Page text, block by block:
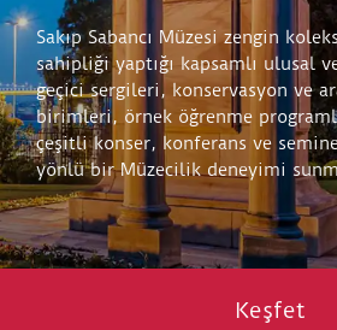
Sakıp Sabancı Müzesi zengin
sahipliği yaptığı kapsamlı ulusal
geçici sergileri, konservasyon ve
birimleri, örnek öğrenme
çeşitli konser, konferans ve
yönlü bir Müzecilik deneyimi
Keşfet